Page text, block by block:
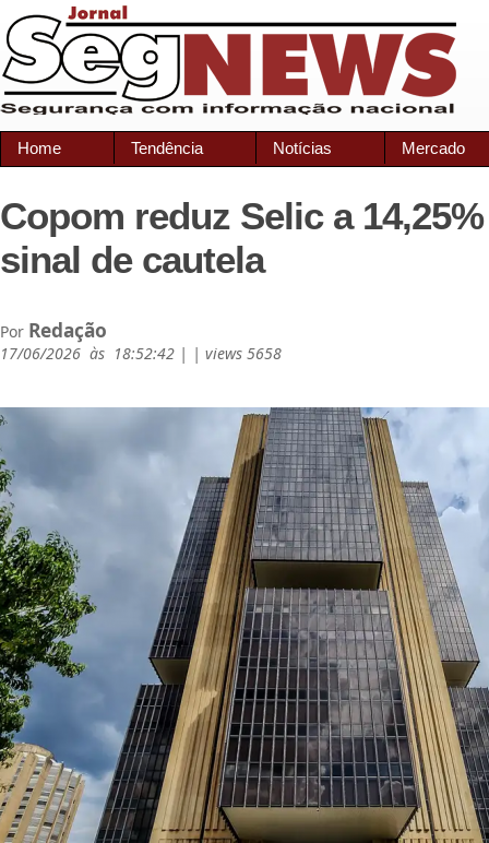
Home Tendência Notícias Mercado
Copom reduz Selic a
sinal de cautela
Por Redação
17/06/2026 às 18:52:42 | | views 5658